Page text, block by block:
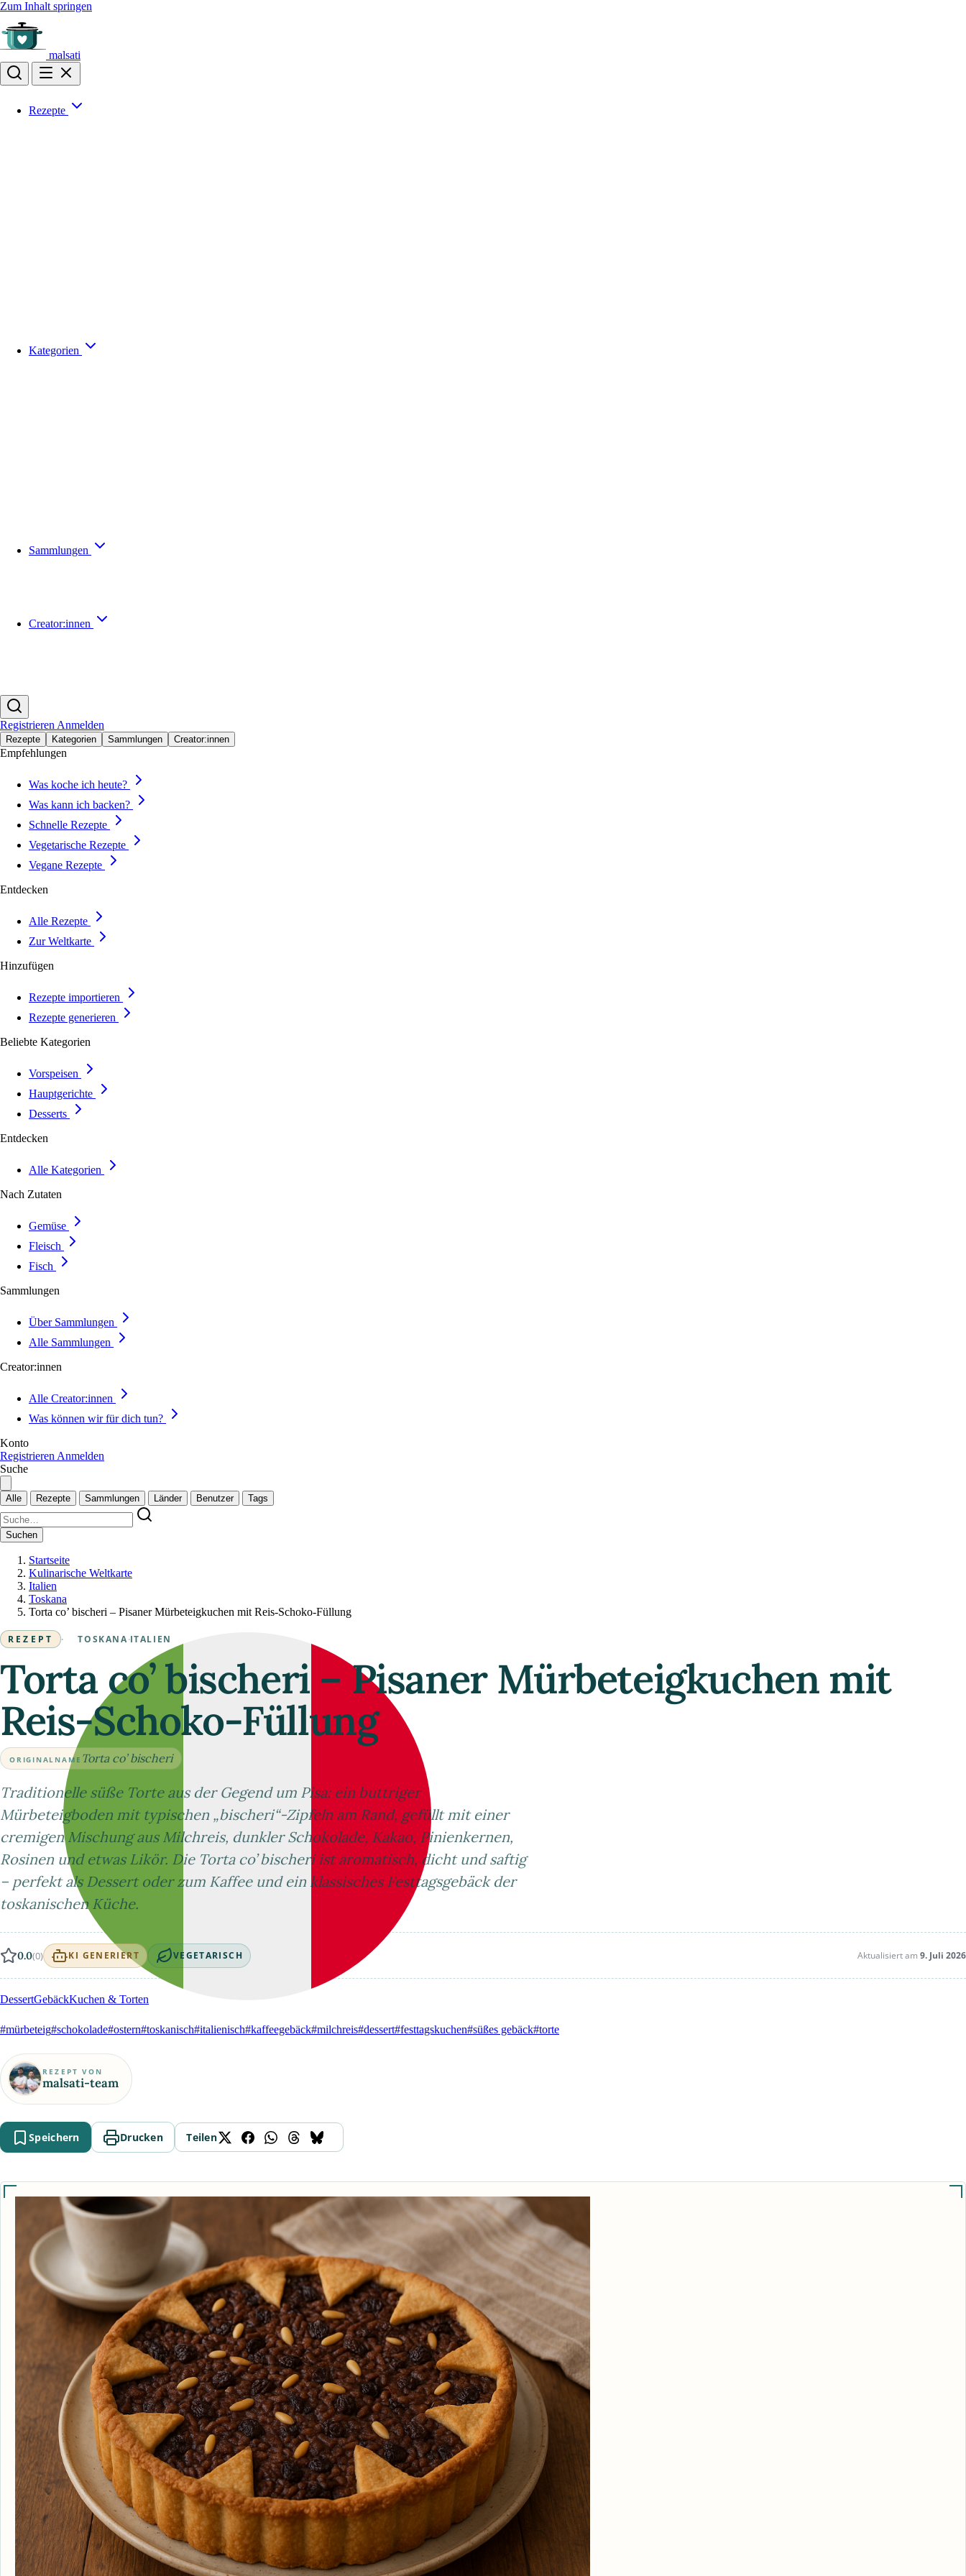
Zum Inhalt springen
malsati
Rezepte
Kategorien
Sammlungen
Creator:innen
Registrieren Anmelden
Rezepte Kategorien Sammlungen Creator:innen
Empfehlungen
Was koche ich heute?
Was kann ich backen?
Schnelle Rezepte
Vegetarische Rezepte
Vegane Rezepte
Entdecken
Alle Rezepte
Zur Weltkarte
Hinzufügen
Rezepte importieren
Rezepte generieren
Beliebte Kategorien
Vorspeisen
Hauptgerichte
Desserts
Entdecken
Alle Kategorien
Nach Zutaten
Gemüse
Fleisch
Fisch
Sammlungen
Über Sammlungen
Alle Sammlungen
Creator:innen
Alle Creator:innen
Was können wir für dich tun?
Konto
Registrieren Anmelden
Suche
Alle Rezepte Sammlungen Länder Benutzer Tags
Suchen
Startseite
Kulinarische Weltkarte
Italien
Toskana
Torta co’ bischeri – Pisaner Mürbeteigkuchen mit Reis-Schoko-Füllung
REZEPT · TOSKANA ·ITALIEN
Torta co’ bischeri – Pisaner Mürbeteigkuchen mit
Reis-Schoko-Füllung
ORIGINALNAME Torta co’ bischeri
Traditionelle süße Torte aus der Gegend um Pisa: ein buttriger
Mürbeteigboden mit typischen „bischeri“-Zipfeln am Rand, gefüllt mit einer
cremigen Mischung aus Milchreis, dunkler Schokolade, Kakao, Pinienkernen,
Rosinen und etwas Likör. Die Torta co’ bischeri ist aromatisch, dicht und saftig
– perfekt als Dessert oder zum Kaffee und ein klassisches Festtagsgebäck der
toskanischen Küche.
0.0(0) KI GENERIERT VEGETARISCH Aktualisiert am 9. Juli 2026
DessertGebäckKuchen & Torten
#mürbeteig#schokolade#ostern#toskanisch#italienisch#kaffeegebäck#milchreis#dessert#festtagskuchen#süßes gebäck#torte
REZEPT VON
malsati-team
Speichern Drucken Teilen